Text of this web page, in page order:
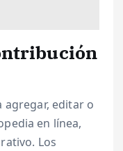
editar o
en línea,
Los